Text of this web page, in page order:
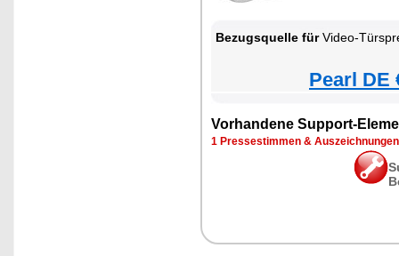
Bezugsquelle fürVideo-
Pearl DE
Vorhandene Support-
1 Pressestimmen & Auszeichnungen